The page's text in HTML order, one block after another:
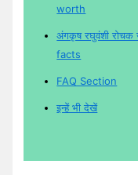
worth
अंगकृष रघुवंशी रोचक
facts
FAQ Section
इन्हें भी देखें